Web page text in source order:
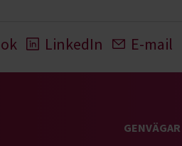
LinkedIn E-mail
GENVÄGAR